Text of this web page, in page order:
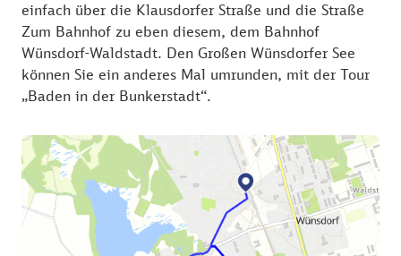
einfach über die Klausdorfer Straße und die Straße
Zum Bahnhof zu eben diesem, dem Bahnhof
Wünsdorf-Waldstadt. Den Großen Wünsdorfer See
können Sie ein anderes Mal umrunden, mit der Tour
„Baden in der Bunkerstadt“.